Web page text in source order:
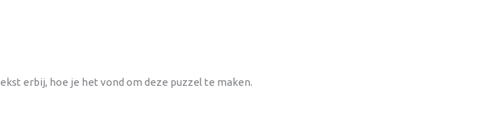
erbij, hoe je het vond om deze puzzel te maken.